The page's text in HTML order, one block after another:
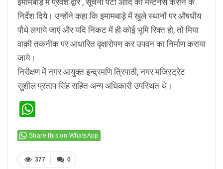
निर्देश दिये। उन्होंने कहा कि इमामबाड़े में खुले स्थानों पर औषधीय
पौधे लगाये जाएं और यदि निकट में ही कोई भूमि रिक्त हो, तो मिया
वाक़ी तकनीक पर आधारित वृक्षारोपण कर उपवन का निर्माण कराया
जाये।
निरीक्षण में नगर आयुक्त इन्द्रमणि त्रिपाठी, नगर मजिस्ट्रेट
सुशील प्रताप सिंह सहित अन्य अधिकारी उपस्थित थे।
Share this on WhatsApp
0
377